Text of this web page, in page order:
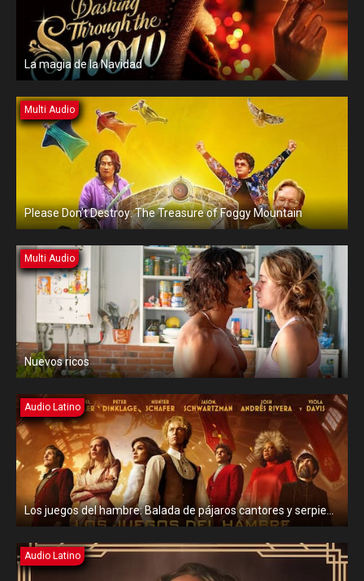
La magia de la Navidad
Multi Audio
Please Don’t Destroy: The Treasure of Foggy Mountain
Multi Audio
Nuevos ricos
Audio Latino
Los juegos del hambre: Balada de pájaros cantores y serpientes
Audio Latino